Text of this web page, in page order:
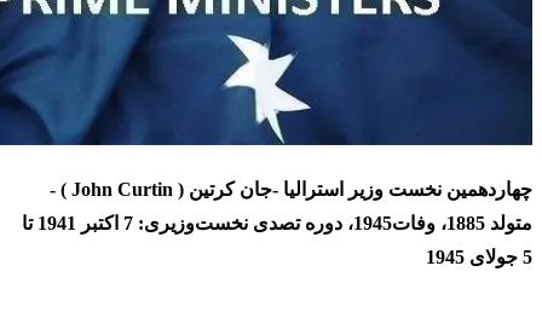
چهاردهمین نخست وزیر استرالیا -جان کرتین ( John Curtin ) -
متولد 1885، وفات1945، دوره تصدی نخست‌وزیری: 7 اکتبر 1941 تا
5 جولای 1945